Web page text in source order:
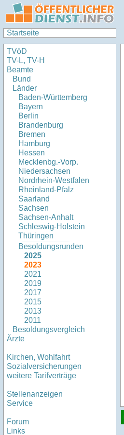
Startseite
TVöD
TV-L, TV-H
Beamte
Bund
Länder
Baden-Württemberg
Bayern
Berlin
Brandenburg
Bremen
Hamburg
Hessen
Mecklenbg.-Vorp.
Niedersachsen
Nordrhein-Westfalen
Rheinland-Pfalz
Saarland
Sachsen
Sachsen-Anhalt
Schleswig-Holstein
Thüringen
Besoldungsrunden
2025
2023
2021
2019
2017
2015
2013
2011
Besoldungsvergleich
Ärzte
Kirchen, Wohlfahrt
Sozialversicherungen
weitere Tarifverträge
Stellenanzeigen
Service
Forum
Links